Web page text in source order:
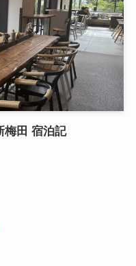
梅田 宿泊記